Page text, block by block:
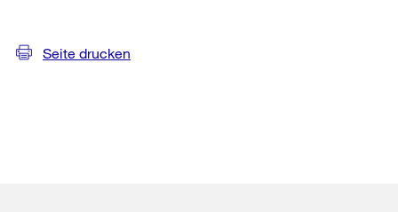
Seite drucken